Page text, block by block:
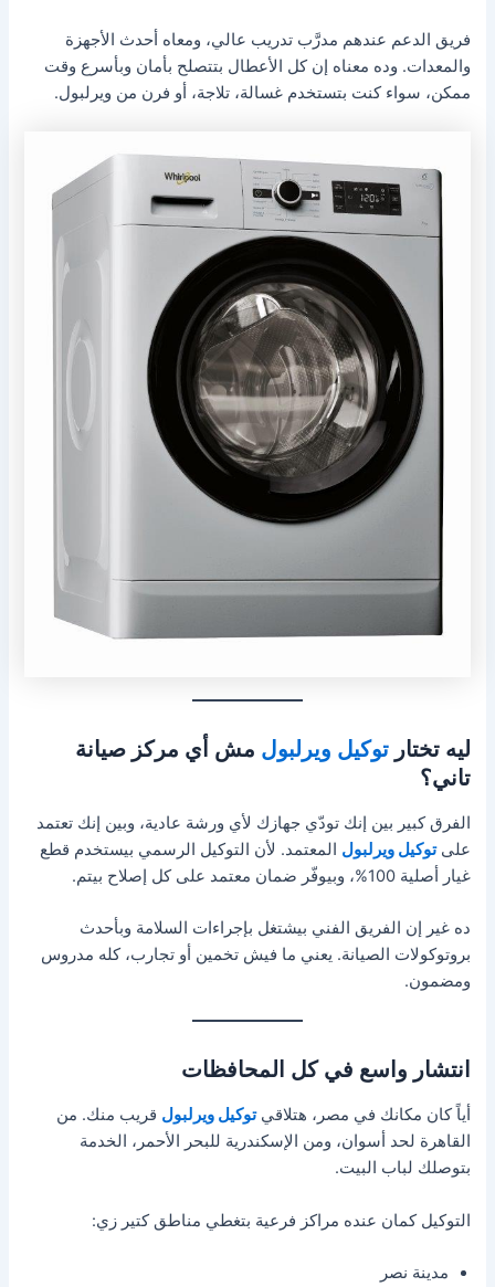
فريق الدعم عندهم مدرَّب تدريب عالي، ومعاه أحدث الأجهزة
والمعدات. وده معناه إن كل الأعطال بتتصلح بأمان وبأسرع وقت
ممكن، سواء كنت بتستخدم غسالة، تلاجة، أو فرن من ويرلبول.
ليه تختارتوكيل ويرلبول مش أي مركز صيانة
تاني؟
الفرق كبير بين إنك تودّي جهازك لأي ورشة عادية، وبين إنك تعتمد
علىتوكيل ويرلبول المعتمد. لأن التوكيل الرسمي بيستخدم قطع
غيار أصلية 100%، وبيوفّر ضمان معتمد على كل إصلاح بيتم.
ده غير إن الفريق الفني بيشتغل بإجراءات السلامة وبأحدث
بروتوكولات الصيانة. يعني ما فيش تخمين أو تجارب، كله مدروس
ومضمون.
انتشار واسع في كل المحافظات
أياً كان مكانك في مصر، هتلاقيتوكيل ويرلبول قريب منك. من
القاهرة لحد أسوان، ومن الإسكندرية للبحر الأحمر، الخدمة
بتوصلك لباب البيت.
التوكيل كمان عنده مراكز فرعية بتغطي مناطق كتير زي:
مدينة نصر